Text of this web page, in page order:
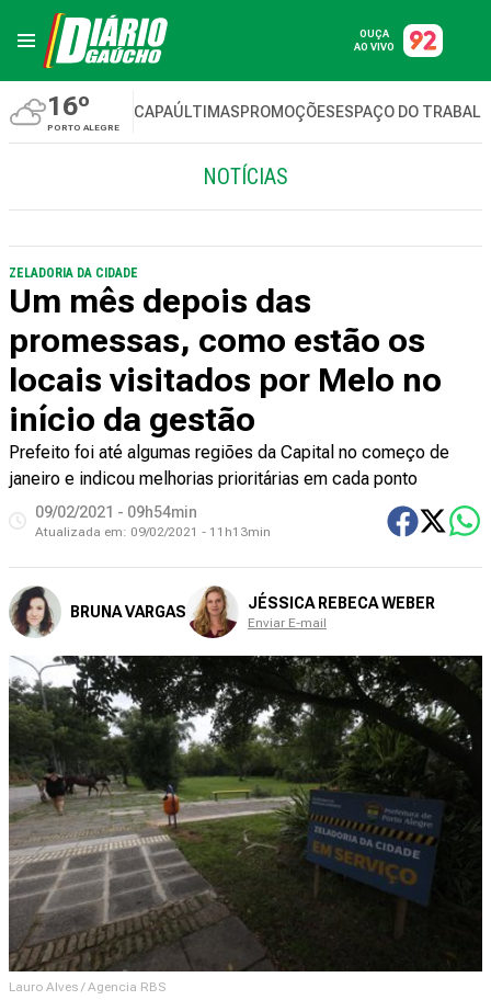
OUÇA
AO VIVO
16º
PORTO ALEGRE
CAPAÚLTIMASPROMOÇÕESESPAÇO DO
NOTÍCIAS
ZELADORIA DA CIDADE
Um mês depois das
promessas, como estão os
locais visitados por Melo no
início da gestão
Prefeito foi até algumas regiões da Capital no começo de
janeiro e indicou melhorias prioritárias em cada ponto
09/02/2021 - 09h54min
Atualizada em: 09/02/2021 - 11h13min
BRUNA VARGAS JÉSSICA REBECA WEBER
Enviar E-mail
Lauro Alves / Agencia RBS